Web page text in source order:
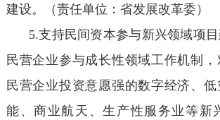
建设。（责任单位：省发展改革委）
5.支持民间资本参与新兴领域项
民营企业参与成长性领域工作机制，
民营企业投资意愿强的数字经济、
能、商业航天、生产性服务业等新